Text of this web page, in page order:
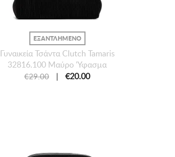
ΕΞΑΝΤΛΗΜΕΝΟ
Γυναικεία Τσάντα Clutch Tamaris
32816.100 Μαύρο 'Υφασμα
€29.00 | €20.00